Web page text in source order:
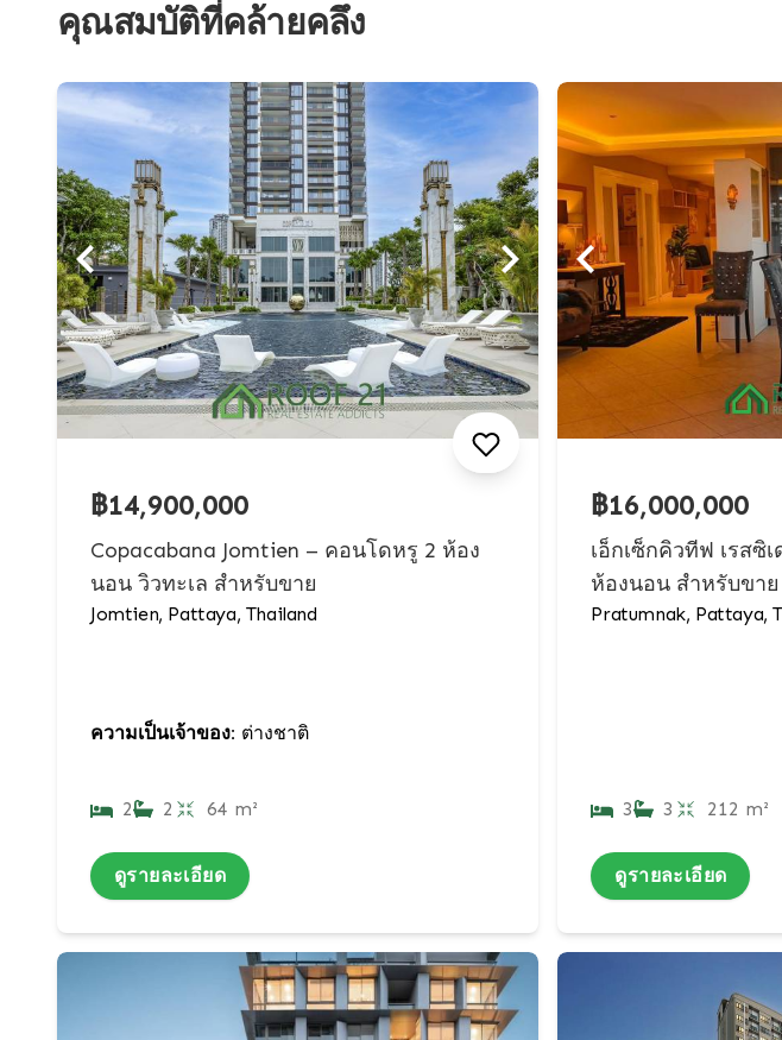
คุณสมบัติที่คล้ายคลึง
฿14,900,000
Copacabana Jomtien – คอนโดหรู 2 ห้อง
นอน วิวทะเล สำหรับขาย
Jomtien, Pattaya, Thailand
ความเป็นเจ้าของ: ต่างชาติ
2 2 64 m²
ดูรายละเอียด
฿16,000,000
เอ็กเซ็กคิวทีฟ เรสซิ
ห้องนอน สำหรับขาย
Pratumnak, Pattaya,
3 3 212 m²
ดูรายละเอียด